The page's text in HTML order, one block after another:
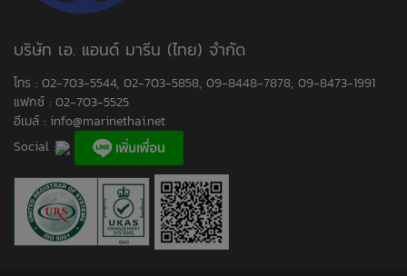
บริษัท เอ. แอนด์ มารีน (ไทย) จำกัด
โทร : 02-703-5544, 02-703-5858, 09-8448-7878, 09-8473-1991
แฟกซ์ : 02-703-5525
อีเมล์ : info@marinethai.net
Social :